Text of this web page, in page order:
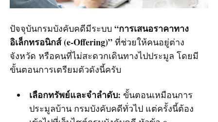
ปัจจุบันกรมบังคับคดีมีระบบ “การเสนอราคาทาง
อิเล็กทรอนิกส์ (e-Offering)” ที่ช่วยให้คนอยู่ต่าง
จังหวัด หรือคนที่ไม่สะดวกเดินทางไปประมูล โดยมี
ขั้นตอนการเตรียมตัวดังนี้ครับ
เลือกทรัพย์และจำลำดับ: ขั้นตอนเหมือนการ
ประมูลบ้าน กรมบังคับคดีทั่วไป แต่ครั้งนี้ต้อง